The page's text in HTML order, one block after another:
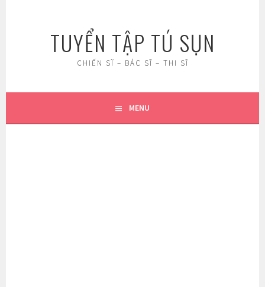
TUYỂN TẬP TÚ SỤN
CHIẾN SĨ – BÁC SĨ – THI SĨ
MENU